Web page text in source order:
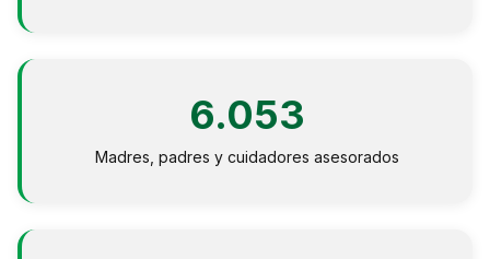
6.053
Madres, padres y cuidadores asesorados